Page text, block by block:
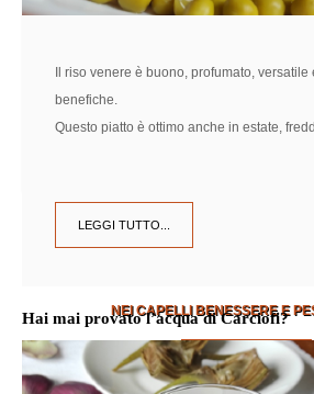
NEI CAPELLI BENESSERE E
SCOPRI DI PIÙ
Il riso venere è buono, profumato,
benefiche.
Questo piatto è ottimo anche in estate,
LEGGI TUTTO...
Hai mai provato l’acqua di Carciofi?